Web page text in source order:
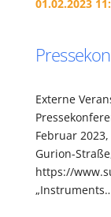
01.02.2023
Externe
Februar
Gurion-
https://